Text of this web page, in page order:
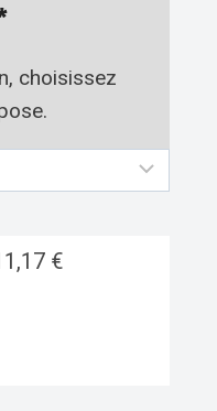
choisissez
€